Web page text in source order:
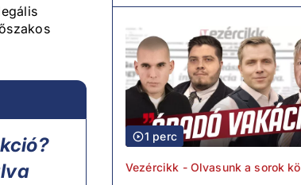
1 perc
Vezércikk - Olvasunk a sorok